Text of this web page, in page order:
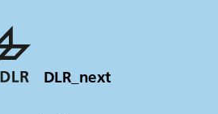
DLR_next